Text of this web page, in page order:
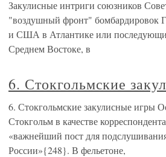
Закулисные интриги союзников
"воздушный фронт" бомбардировок
и США в Атлантике или
Среднем Востоке, в
6. Стокгольмские
6. Стокгольмские закулисные игры
Стокгольм в качестве
«важнейший пост для
России»{248}. В фельетоне,